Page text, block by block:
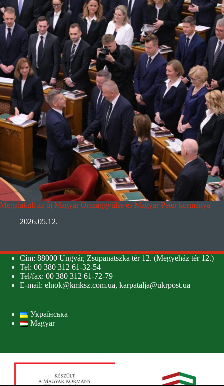
Megalakult az új Magyar Országgyűlés és Magyar Péter kormánya
2026.05.12.
Cím: 88000 Ungvár, Zsupanatszka tér 12. (Megyeház tér 12.)
Tel: 00 380 312 61-32-54
Tel/fax: 00 380 312 61-72-79
E-mail: elnok@kmksz.com.ua, karpatalja@ukrpost.ua
Українська
Magyar